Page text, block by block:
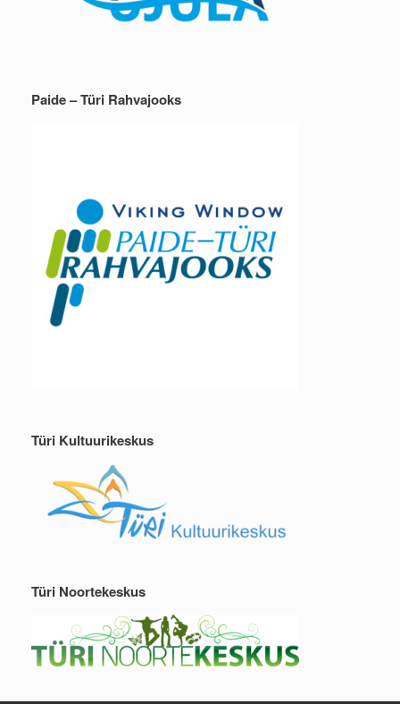
Paide – Türi Rahvajooks
Türi Kultuurikeskus
Türi Noortekeskus